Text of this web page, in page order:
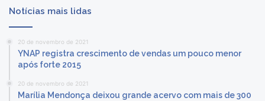
Notícias mais lidas
20 de novembro de 2021
YNAP registra crescimento de vendas um pouco menor
após forte 2015
20 de novembro de 2021
Marília Mendonça deixou grande acervo com mais de 300